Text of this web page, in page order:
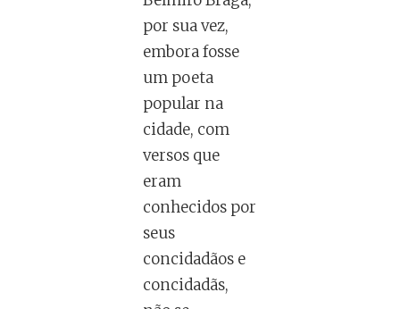
por sua vez,
embora fosse
um poeta
popular na
cidade, com
versos que
eram
conhecidos por
seus
concidadãos e
concidadãs,